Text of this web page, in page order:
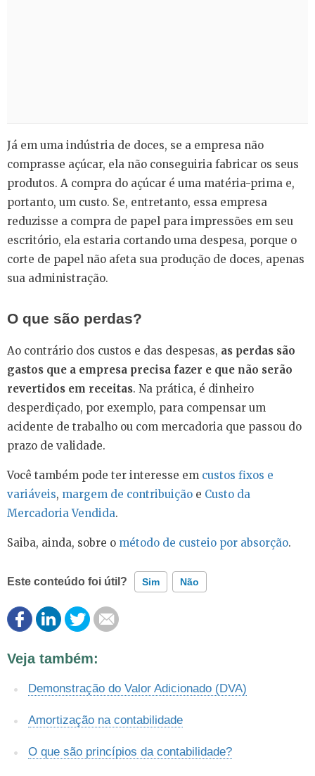
Já em uma indústria de doces, se a empresa não
comprasse açúcar, ela não conseguiria fabricar os seus
produtos. A compra do açúcar é uma matéria-prima e,
portanto, um custo. Se, entretanto, essa empresa
reduzisse a compra de papel para impressões em seu
escritório, ela estaria cortando uma despesa, porque o
corte de papel não afeta sua produção de doces, apenas
sua administração.
O que são perdas?
Ao contrário dos custos e das despesas, as perdas são
gastos que a empresa precisa fazer e que não serão
revertidos em receitas. Na prática, é dinheiro
desperdiçado, por exemplo, para compensar um
acidente de trabalho ou com mercadoria que passou do
prazo de validade.
Você também pode ter interesse em custos fixos e
variáveis, margem de contribuição e Custo da
Mercadoria Vendida.
Saiba, ainda, sobre o método de custeio por absorção.
Este conteúdo foi útil? Sim Não
Este conteúdo contém informação incorreta
Este conteúdo não tem a informação que procuro
Outro
Veja também:
Demonstração do Valor Adicionado (DVA)
Amortização na contabilidade
O que são princípios da contabilidade?